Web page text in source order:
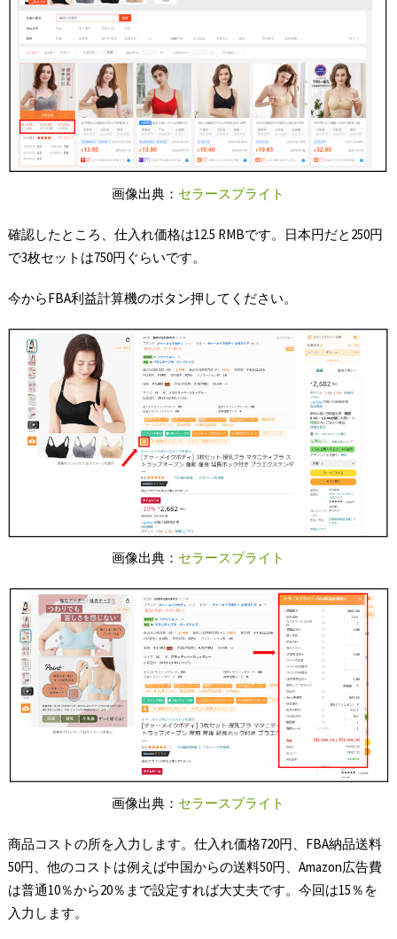
画像出典： セラースプライト
確認したところ、仕入れ価格は12.5 RMBです。日本円だと250円
で3枚セットは750円ぐらいです。
今からFBA利益計算機のボタン押してください。
画像出典： セラースプライト
画像出典： セラースプライト
商品コストの所を入力します。仕入れ価格720円、FBA納品送料
50円、他のコストは例えば中国からの送料50円、Amazon広告費
は普通10％から20％まで設定すれば大丈夫です。今回は15％を
入力します。